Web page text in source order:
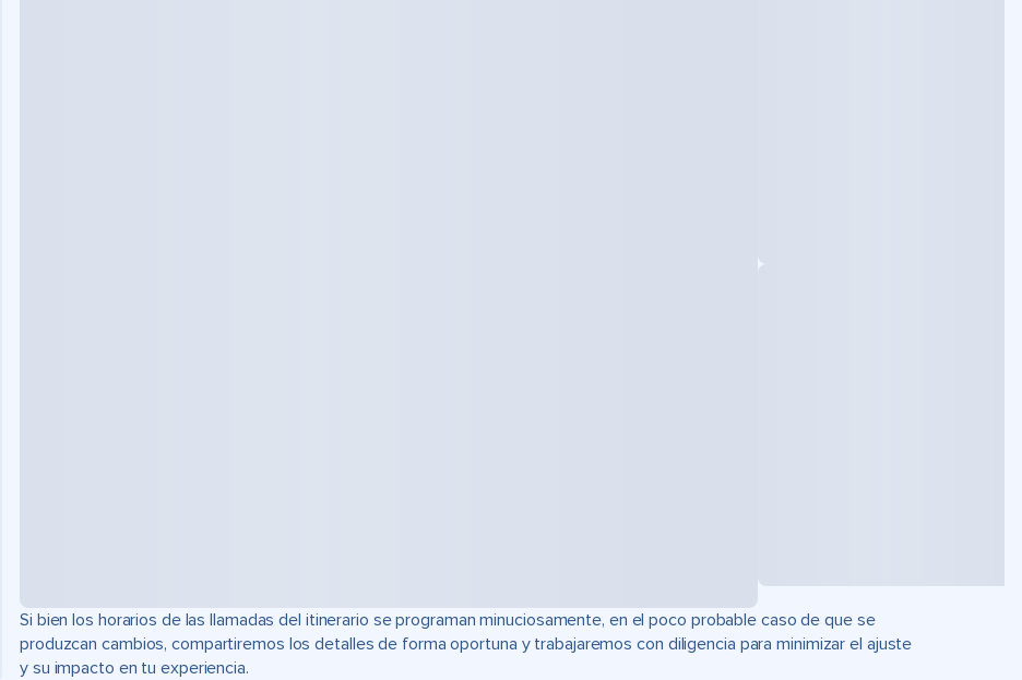
Si bien los horarios de las llamadas del itinerario se programan minuciosamente, en el poco probable caso de que se
produzcan cambios, compartiremos los detalles de forma oportuna y trabajaremos con diligencia para minimizar el ajuste
y su impacto en tu experiencia.